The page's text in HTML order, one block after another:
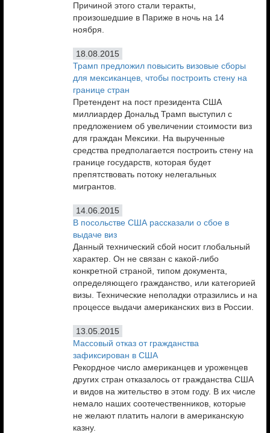
Причиной этого стали теракты,
произошедшие в Париже в ночь на 14
ноября.
18.08.2015
Трамп предложил повысить визовые сборы
для мексиканцев, чтобы построить стену на
границе стран
Претендент на пост президента США
миллиардер Дональд Трамп выступил с
предложением об увеличении стоимости виз
для граждан Мексики. На вырученные
средства предполагается построить стену на
границе государств, которая будет
препятствовать потоку нелегальных
мигрантов.
14.06.2015
В посольстве США рассказали о сбое в
выдаче виз
Данный технический сбой носит глобальный
характер. Он не связан с какой-либо
конкретной страной, типом документа,
определяющего гражданство, или категорией
визы. Технические неполадки отразились и на
процессе выдачи американских виз в России.
13.05.2015
Массовый отказ от гражданства
зафиксирован в США
Рекордное число американцев и уроженцев
других стран отказалось от гражданства США
и видов на жительство в этом году. В их числе
немало наших соотечественников, которые
не желают платить налоги в американскую
казну.